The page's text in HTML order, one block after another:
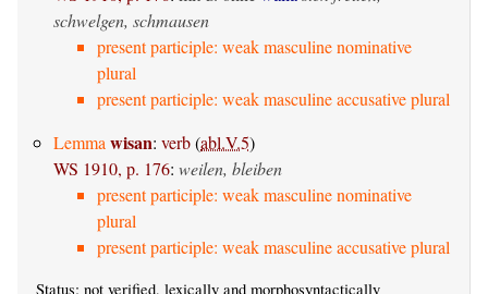
schwelgen, schmausen
present participle: weak masculine nominative
plural
present participle: weak masculine accusative plural
Lemmawisan: verb(abl.V.5)
WS 1910, p. 176: weilen, bleiben
present participle: weak masculine nominative
plural
present participle: weak masculine accusative plural
Status: not verified, lexically and morphosyntactically